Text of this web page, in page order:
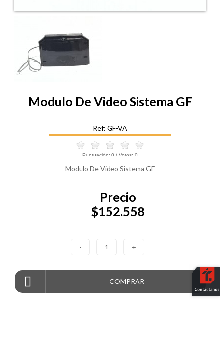
Modulo De Video Sistema GF
Ref: GF-VA
Puntuación: 0 / Votos: 0
Modulo De Video Sistema GF
Precio
$152.558
- 1 +
COMPRAR